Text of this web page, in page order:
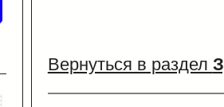
Вернуться в раздел